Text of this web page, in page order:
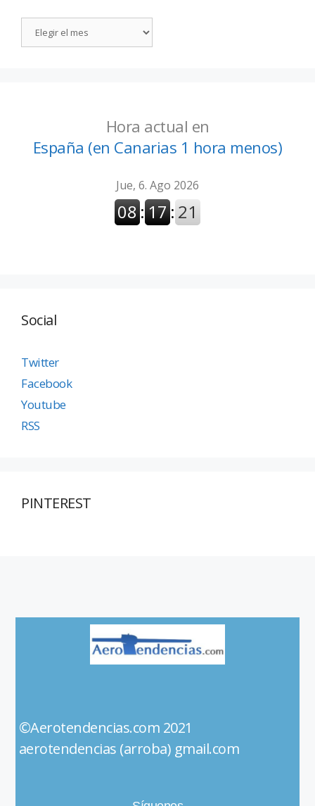
Hora actual en
España (en Canarias 1 hora menos)
Social
Twitter
Facebook
Youtube
RSS
PINTEREST
©Aerotendencias.com 2021
aerotendencias (arroba) gmail.com